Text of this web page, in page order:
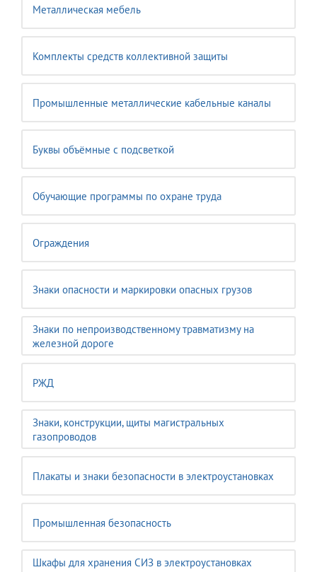
Металлическая мебель
Комплекты средств коллективной защиты
Промышленные металлические кабельные каналы
Буквы объёмные с подсветкой
Обучающие программы по охране труда
Ограждения
Знаки опасности и маркировки опасных грузов
Знаки по непроизводственному травматизму на
железной дороге
РЖД
Знаки, конструкции, щиты магистральных
газопроводов
Плакаты и знаки безопасности в электроустановках
Промышленная безопасность
Шкафы для хранения СИЗ в электроустановках